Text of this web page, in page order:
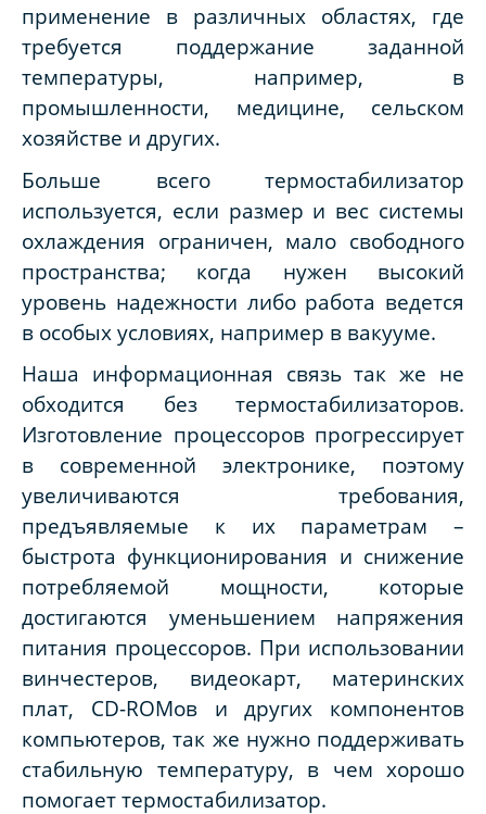
применение в различных областях, где
требуется поддержание заданной
температуры, например, в
промышленности, медицине, сельском
хозяйстве и других.
Больше всего термостабилизатор
используется, если размер и вес системы
охлаждения ограничен, мало свободного
пространства; когда нужен высокий
уровень надежности либо работа ведется
в особых условиях, например в вакууме.
Наша информационная связь так же не
обходится без термостабилизаторов.
Изготовление процессоров прогрессирует
в современной электронике, поэтому
увеличиваются требования,
предъявляемые к их параметрам –
быстрота функционирования и снижение
потребляемой мощности, которые
достигаются уменьшением напряжения
питания процессоров. При использовании
винчестеров, видеокарт, материнских
плат, CD-ROMов и других компонентов
компьютеров, так же нужно поддерживать
стабильную температуру, в чем хорошо
помогает термостабилизатор.